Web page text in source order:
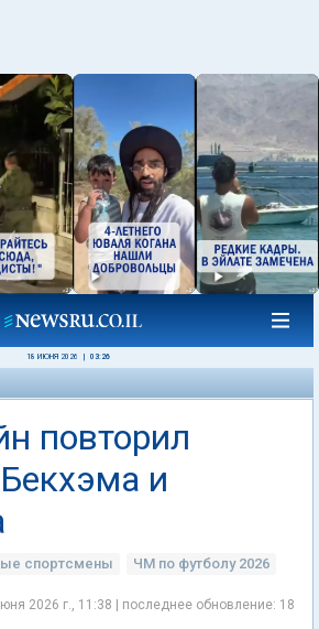
18 ИЮНЯ 2026 03:26
повторил
и
спортсмены ЧМ по футболу 2026
2026 г., 11:38 | последнее обновление: 18